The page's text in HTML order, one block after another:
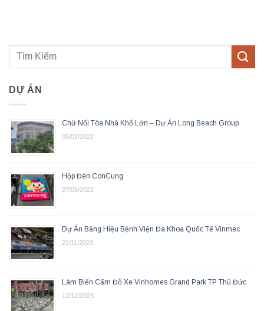
DỰ ÁN
Chữ Nổi Tòa Nhà Khổ Lớn – Dự Án Long Beach Group
05/02/2022
Hộp Đèn ConCung
27/05/2022
Dự Án Bảng Hiệu Bệnh Viện Đa Khoa Quốc Tế Vinmec
22/11/2023
Làm Biển Cấm Đỗ Xe Vinhomes Grand Park TP Thủ Đức
12/12/2023